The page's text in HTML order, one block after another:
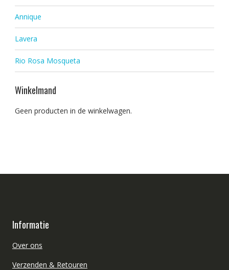
Annique
Lavera
Rio Rosa Mosqueta
Winkelmand
Geen producten in de winkelwagen.
Informatie
Over ons
Verzenden & Retouren